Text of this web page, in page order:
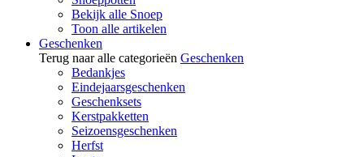
Bekijk alle Snoep
Toon alle artikelen
Geschenken
Terug naar alle categorieën Geschenken
Bedankjes
Eindejaarsgeschenken
Geschenksets
Kerstpakketten
Seizoensgeschenken
Herfst